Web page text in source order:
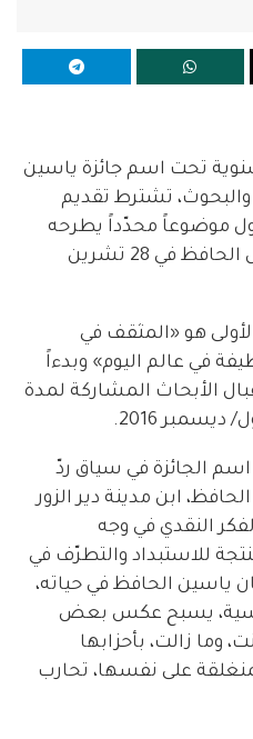
تحت اسم جائزة ياسين
تشترط تقديم
موضوعاً محدّداً يطرحه
المركز كل سنة في ذكرى رحيل الحافظ في 28 تشرين
هو «المثقف في
في عالم اليوم» وبدءاً
الأبحاث المشاركة لمدة
اسم الجائزة في سياق ردّ
ابن مدينة دير الزور
النقدي في وجه
للاستبداد والتطرّف في
ياسين الحافظ في حياته،
يسبح عكس بعض
وما زالت، بأحزابها
على نفسها، تحارب